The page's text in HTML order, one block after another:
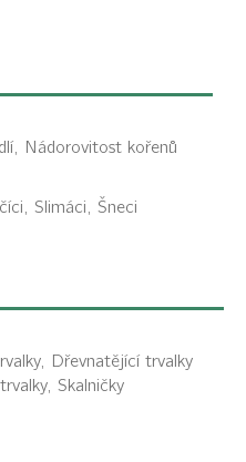
Nádorovitost kořenů
Slimáci, Šneci
Dřevnatějící trvalky
Skalničky